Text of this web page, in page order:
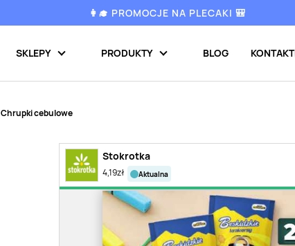
👩‍🎓 PROMOCJE NA PLECAKI 🎒
SKLEPY PRODUKTY BLOG KONTAKT
Chrupki cebulowe
Stokrotka
4,19zł aktualna